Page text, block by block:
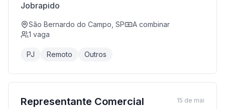
Jobrapido
São Bernardo do Campo, SP
A combinar
1 vaga
PJ Remoto Outros
Representante Comercial
15 de mai